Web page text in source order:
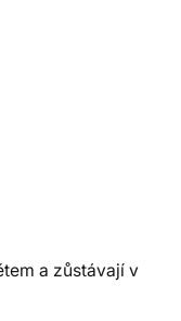
a zůstávají v